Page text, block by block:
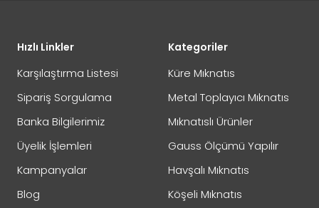
Yorumunuz
Not:HTML'e dönüştürülmez!
Oylama
Kötü
Hızlı Linkler
Karşılaştırma Listesi
Sipariş Sorgulama
Banka Bilgilerimiz
Üyelik İşlemleri
Kampanyalar
Blog
Kategoriler
Küre Mıknatıs
Metal Toplayıcı Mıknatıs
Mıknatıslı Ürünler
Gauss Ölçümü Yapılır
Havşalı Mıknatıs
Köşeli Mıknatıs